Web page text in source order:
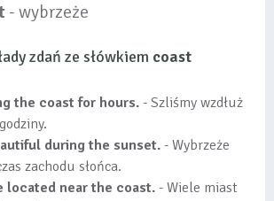
- wybrzeże
zdań ze słówkiem coast
the coast for hours. - Szliśmy wzdłuż
during the sunset. - Wybrzeże
zachodu słońca.
located near the coast. - Wiele miast